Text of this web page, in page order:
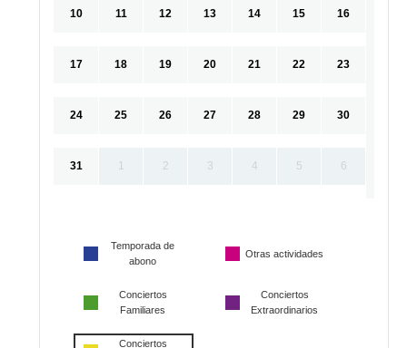
10 11 12 13 14 15 16
17 18 19 20 21 22 23
24 25 26 27 28 29 30
31 1 2 3 4 5 6
Temporada de
abono
Otras actividades
Conciertos
Familiares
Conciertos
Extraordinarios
Conciertos